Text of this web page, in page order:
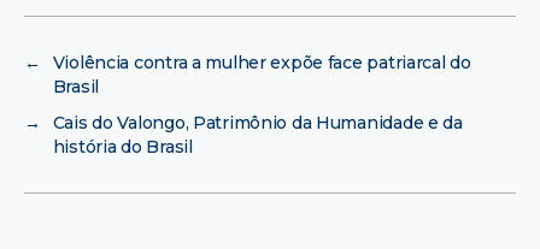
←
Violência contra a mulher expõe face patriarcal do
Brasil
→
Cais do Valongo, Patrimônio da Humanidade e da
história do Brasil